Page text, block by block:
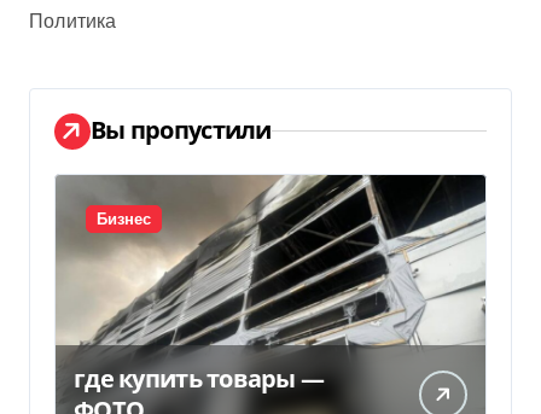
Политика
Вы пропустили
Бизнес
где купить товары —